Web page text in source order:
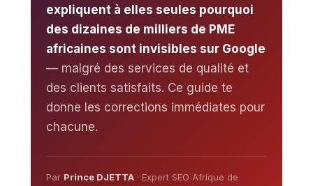
expliquent à elles seules pourquoi
des dizaines de milliers de PME
africaines sont invisibles sur Google
— malgré des services de qualité et
des clients satisfaits. Ce guide te
donne les corrections immédiates pour
chacune.
Par Prince DJETTA· Expert SEO Afrique de